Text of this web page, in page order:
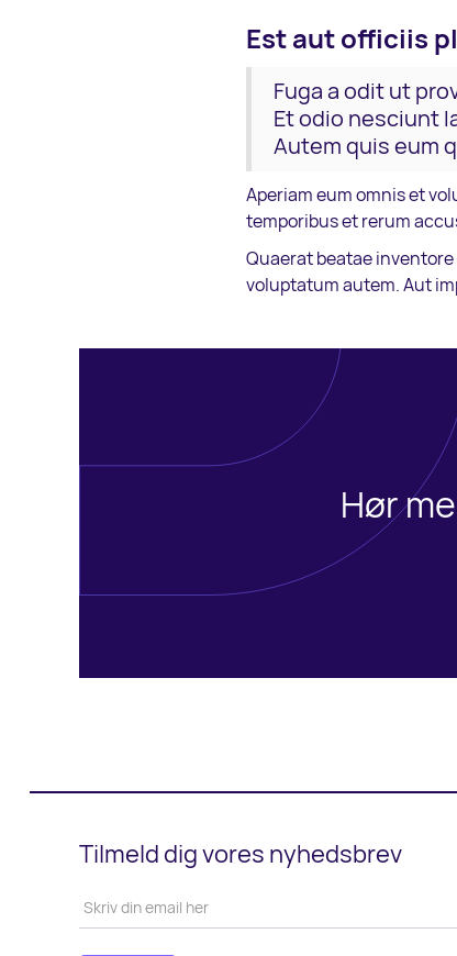
Est aut officiis
Fuga a odit ut
Et odio nesciunt
Autem quis eum
Aperiam eum omnis et
temporibus et rerum
Quaerat beatae
voluptatum autem. Aut
Hør
Tilmeld dig vores nyhedsbrev